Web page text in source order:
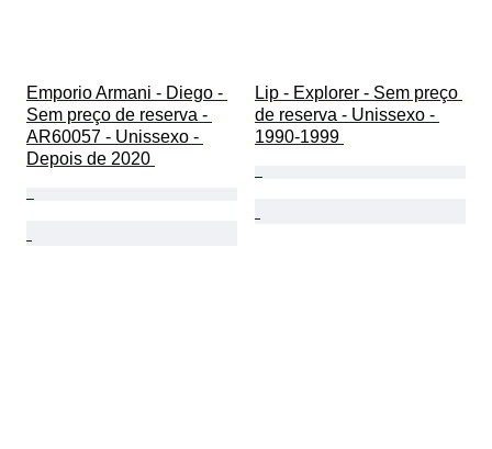
Emporio Armani - Diego -
Sem preço de reserva -
AR60057 - Unissexo -
Depois de 2020
Lip - Explorer - Sem preço
de reserva - Unissexo -
1990-1999